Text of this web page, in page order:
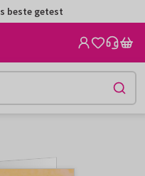
beste getest